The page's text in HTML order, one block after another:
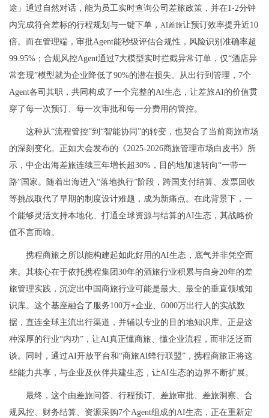
途」通过自然对话，能为员工实时查询公司差旅政策，并在1-2分钟
内完成符合差标的行程规划与一键下单， AI差旅让预订效率提升近10
倍。而在管理端，审批Agent能秒级评估合规性，风险识别准确率超
99.95%；合规风控Agent通过7大模型实时拦截异常订单，仅“酒店异
常套现”模型就为企业降低了90%的潜在损失。从出行到管理，7个
Agent各司其职，共同构成了一个完整的AI生态，让差旅AI的价值贯
穿了每一次预订、每一次审批和每一分费用的管控。
这种从“流程管控”到“智能协同”的转变，也契合了当前商旅市场
的深刻变化。正如大会发布的《2025-2026商旅管理市场白皮书》所
示，中企出海差旅连续三年增长超30%，目的地加速转向“一带一
路”国家。随着出海进入“落地执行”阶段，跨国支付结算、发票回收
等挑战取代了早期的制度设计难题，成为新痛点。在此背景下，一
个能够灵活支持本地化、打通全球资源与结算的AI生态，其战略价
值不言而喻。
携程商旅之所以能构建起如此好用的AI生态，底气并非凭空而
来。其核心在于依托携程集团30年的酒旅行业积累与自身20年的差
旅管理实践，沉淀出中国商旅行业可能是最大、最全的垂直领域知
识库。这个基座融合了服务100万+企业、6000万出行人的实战数
据，直连全球主流出行渠道，并辅以专业的目的地知识库。正是这
种深厚的行业“内功”，让AI真正懂商旅、懂企业流程，而非泛泛而
谈。同时，通过AI开放平台和“商旅AI蜂行联盟”，携程商旅正将这
些能力共享，与企业及伙伴共建生态，让AI生态的边界不断扩展。
最终，这个由差旅问答、行程预订、差旅审批、差旅洞察、合
规风控、财务结算、资源采购7个Agent组成的AI生态，正在重新定